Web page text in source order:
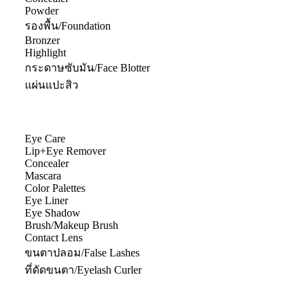
Powder
รองพื้น/Foundation
Bronzer
Highlight
กระดาษซับมัน/Face Blotter
แผ่นแปะสิว
Eye Care
Lip+Eye Remover
Concealer
Mascara
Color Palettes
Eye Liner
Eye Shadow
Brush/Makeup Brush
Contact Lens
ขนตาปลอม/False Lashes
ที่ดัดขนตา/Eyelash Curler